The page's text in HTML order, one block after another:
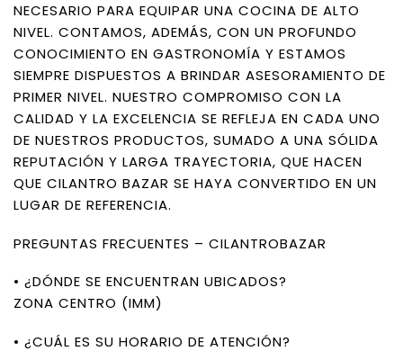
NECESARIO PARA EQUIPAR UNA COCINA DE ALTO
NIVEL. CONTAMOS, ADEMÁS, CON UN PROFUNDO
CONOCIMIENTO EN GASTRONOMÍA Y ESTAMOS
SIEMPRE DISPUESTOS A BRINDAR ASESORAMIENTO DE
PRIMER NIVEL. NUESTRO COMPROMISO CON LA
CALIDAD Y LA EXCELENCIA SE REFLEJA EN CADA UNO
DE NUESTROS PRODUCTOS, SUMADO A UNA SÓLIDA
REPUTACIÓN Y LARGA TRAYECTORIA, QUE HACEN
QUE CILANTRO BAZAR SE HAYA CONVERTIDO EN UN
LUGAR DE REFERENCIA.
PREGUNTAS FRECUENTES – CILANTROBAZAR
• ¿DÓNDE SE ENCUENTRAN UBICADOS?
ZONA CENTRO (IMM)
• ¿CUÁL ES SU HORARIO DE ATENCIÓN?